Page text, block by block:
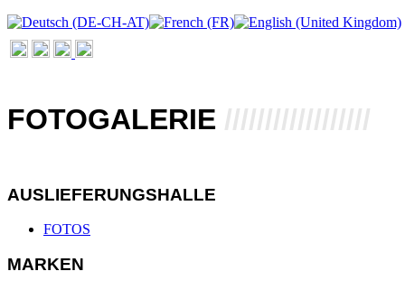
FOTOGALERIE //////////////////
AUSLIEFERUNGSHALLE
FOTOS
MARKEN